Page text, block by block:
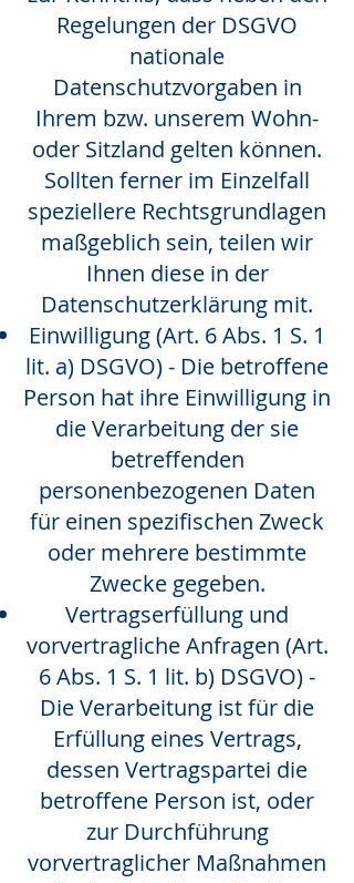
Regelungen der DSGVO
nationale
Datenschutzvorgaben in
Ihrem bzw. unserem Wohn-
oder Sitzland gelten können.
Sollten ferner im Einzelfall
speziellere Rechtsgrundlagen
maßgeblich sein, teilen wir
Ihnen diese in der
Datenschutzerklärung mit.
Einwilligung (Art. 6 Abs. 1 S. 1
lit. a) DSGVO) - Die betroffene
Person hat ihre Einwilligung in
die Verarbeitung der sie
betreffenden
personenbezogenen Daten
für einen spezifischen Zweck
oder mehrere bestimmte
Zwecke gegeben.
Vertragserfüllung und
vorvertragliche Anfragen (Art.
6 Abs. 1 S. 1 lit. b) DSGVO) -
Die Verarbeitung ist für die
Erfüllung eines Vertrags,
dessen Vertragspartei die
betroffene Person ist, oder
zur Durchführung
vorvertraglicher Maßnahmen